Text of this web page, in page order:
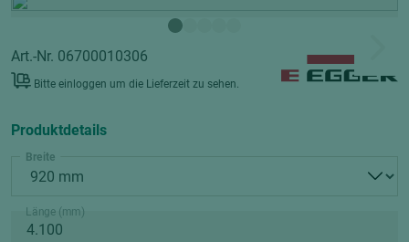
Art.-Nr. 06700010306
Bitte einloggen um die Lieferzeit zu sehen.
Produktdetails
Breite
Länge (mm)